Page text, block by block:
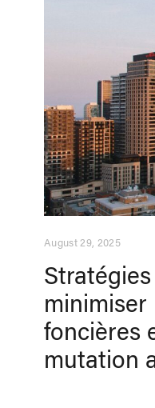
August 29, 2025
minimiser
foncières
mutation